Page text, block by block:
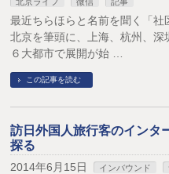
最近ちらほらと名前を聞く「社
北京を筆頭に、上海、杭州、深
６大都市で展開が始 …
この記事を読む
訪日外国人旅行客のインタ
探る
2014年6月15日 インバウンド